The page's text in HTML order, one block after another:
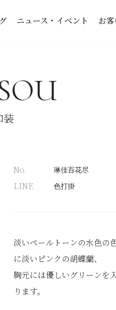
ニュース・イベント お
装
No. 琳佳百花尽
LINE 色打掛
淡いペールトーンの水色の
に淡いピンクの胡蝶蘭、
胸元には優しいグリーンを
ります。